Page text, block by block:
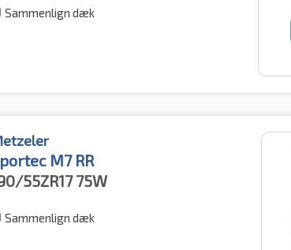
Sammenlign dæk
M7 RR
55ZR1775W
Sammenlign dæk